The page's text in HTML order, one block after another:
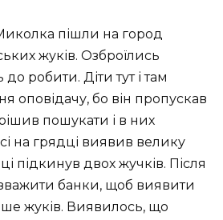
пішли на город
жуків. Озброїлись
робити. Діти тут і там
оповідачу, бо він пропускав
пошукати і в них
на грядці виявив велику
підкинув двох жучків. Після
банки, щоб виявити
жуків. Виявилось, що